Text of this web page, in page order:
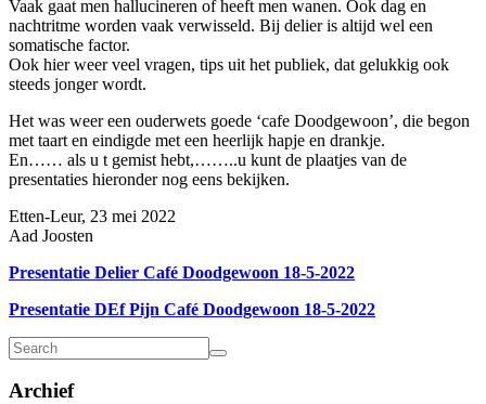
Vaak gaat men hallucineren of heeft men wanen. Ook dag en
nachtritme worden vaak verwisseld. Bij delier is altijd wel een
somatische factor.
Ook hier weer veel vragen, tips uit het publiek, dat gelukkig ook
steeds jonger wordt.
Het was weer een ouderwets goede ‘cafe Doodgewoon’, die begon
met taart en eindigde met een heerlijk hapje en drankje.
En…… als u t gemist hebt,……..u kunt de plaatjes van de
presentaties hieronder nog eens bekijken.
Etten-Leur, 23 mei 2022
Aad Joosten
Presentatie Delier Café Doodgewoon 18-5-2022
Presentatie DEf Pijn Café Doodgewoon 18-5-2022
Archief